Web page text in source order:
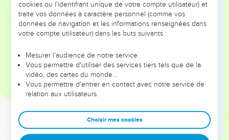
petites barques qui l'accompagnaient.
Alors s'éleva un grand coup de vent, et les vagues
entraient dans la barque, en sorte qu'elle commençait à
Mais il était à la poupe, dormant sur un oreiller ; et ils le
réveillèrent et lui dirent : Maître, ne te soucies-tu point de ce
que nous périssons ?
39
dit à la mer : Tais-toi, sois tranquille. Et le vent cessa, et il se
fit un grand calme.
cookies ou l'identifiant unique de votre compte utilisateur) et
traite vos données à caractère personnel (comme vos
données de navigation et les informations renseignées dans
votre compte utilisateur) dans les buts suivants :
Mesurer l'audience de notre service
Vous permettre d'utiliser des services tiers tels que de la
vidéo, des cartes du monde…
Vous permettre d'entrer en contact avec notre service de
relation aux utilisateurs.
Choisir mes cookies